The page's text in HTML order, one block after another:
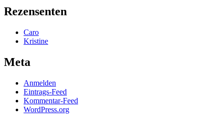
Rezensenten
Caro
Kristine
Meta
Anmelden
Eintrags-Feed
Kommentar-Feed
WordPress.org